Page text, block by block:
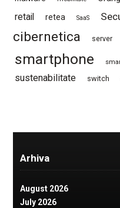
retail retea SaaS
cibernetica
server
smartphone
sustenabilitate switch
Arhiva
August 2026
July 2026